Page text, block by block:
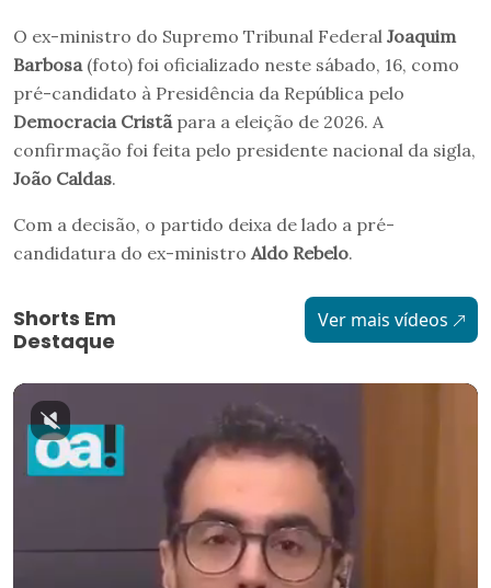
O ex-ministro do Supremo Tribunal Federal Joaquim
Barbosa(foto) foi oficializado neste sábado, 16, como
pré-candidato à Presidência da República pelo
Democracia Cristãpara a eleição de 2026. A
confirmação foi feita pelo presidente nacional da sigla,
João Caldas.
Com a decisão, o partido deixa de lado a pré-
candidatura do ex-ministro Aldo Rebelo.
Shorts Em
Destaque
Ver mais vídeos